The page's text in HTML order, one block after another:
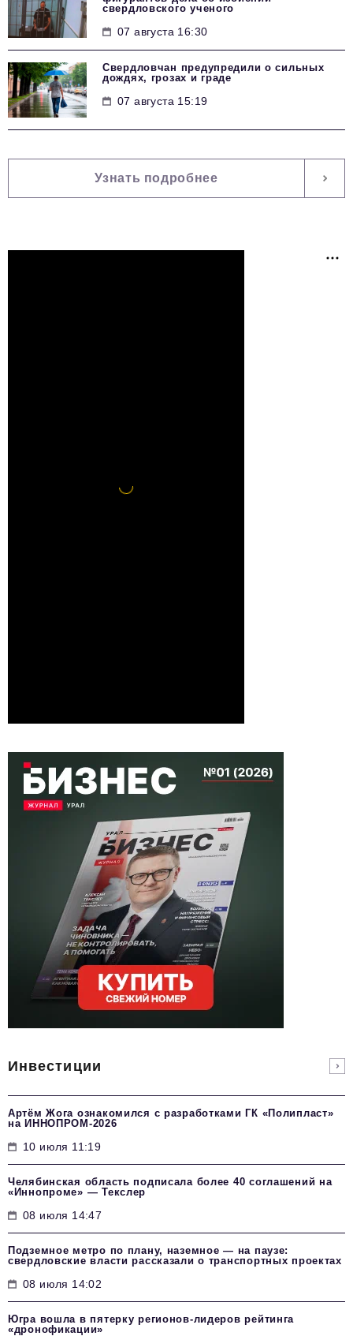
свердловского ученого
07 августа 16:30
Свердловчан предупредили о сильных
дождях, грозах и граде
07 августа 15:19
Узнать подробнее
Инвестиции
Артём Жога ознакомился с разработками ГК «Полипласт»
на ИННОПРОМ-2026
10 июля 11:19
Челябинская область подписала более 40 соглашений на
«Иннопроме» — Текслер
08 июля 14:47
Подземное метро по плану, наземное — на паузе:
свердловские власти рассказали о транспортных проектах
08 июля 14:02
Югра вошла в пятерку регионов-лидеров рейтинга
«дронофикации»